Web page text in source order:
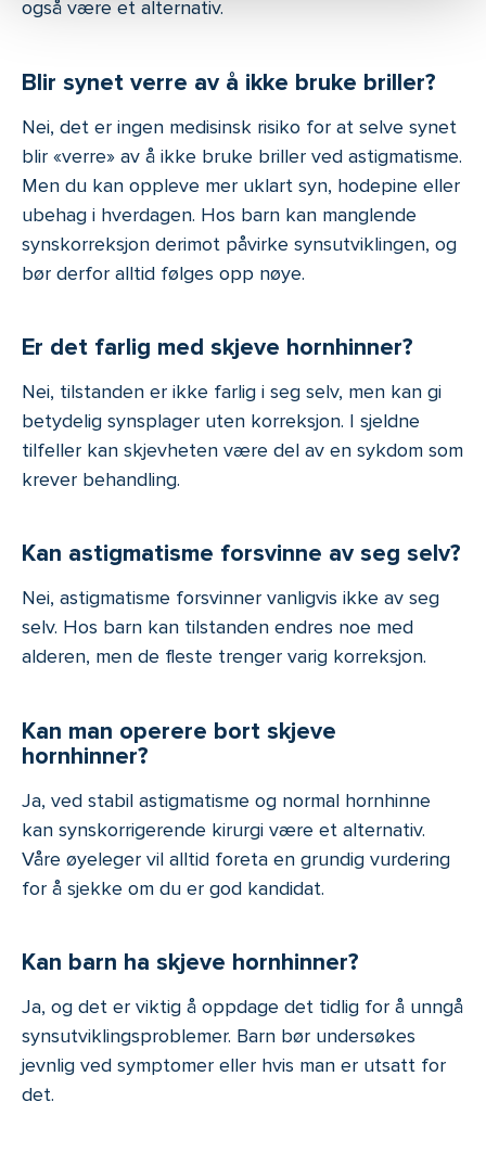
også være et alternativ.
Blir synet verre av å ikke bruke briller?
Nei, det er ingen medisinsk risiko for at selve synet
blir «verre» av å ikke bruke briller ved astigmatisme.
Men du kan oppleve mer uklart syn, hodepine eller
ubehag i hverdagen. Hos barn kan manglende
synskorreksjon derimot påvirke synsutviklingen, og
bør derfor alltid følges opp nøye.
Er det farlig med skjeve hornhinner?
Nei, tilstanden er ikke farlig i seg selv, men kan gi
betydelig synsplager uten korreksjon. I sjeldne
tilfeller kan skjevheten være del av en sykdom som
krever behandling.
Kan astigmatisme forsvinne av seg selv?
Nei, astigmatisme forsvinner vanligvis ikke av seg
selv. Hos barn kan tilstanden endres noe med
alderen, men de fleste trenger varig korreksjon.
Kan man operere bort skjeve
hornhinner?
Ja, ved stabil astigmatisme og normal hornhinne
kan synskorrigerende kirurgi være et alternativ.
Våre øyeleger vil alltid foreta en grundig vurdering
for å sjekke om du er god kandidat.
Kan barn ha skjeve hornhinner?
Ja, og det er viktig å oppdage det tidlig for å unngå
synsutviklingsproblemer. Barn bør undersøkes
jevnlig ved symptomer eller hvis man er utsatt for
det.